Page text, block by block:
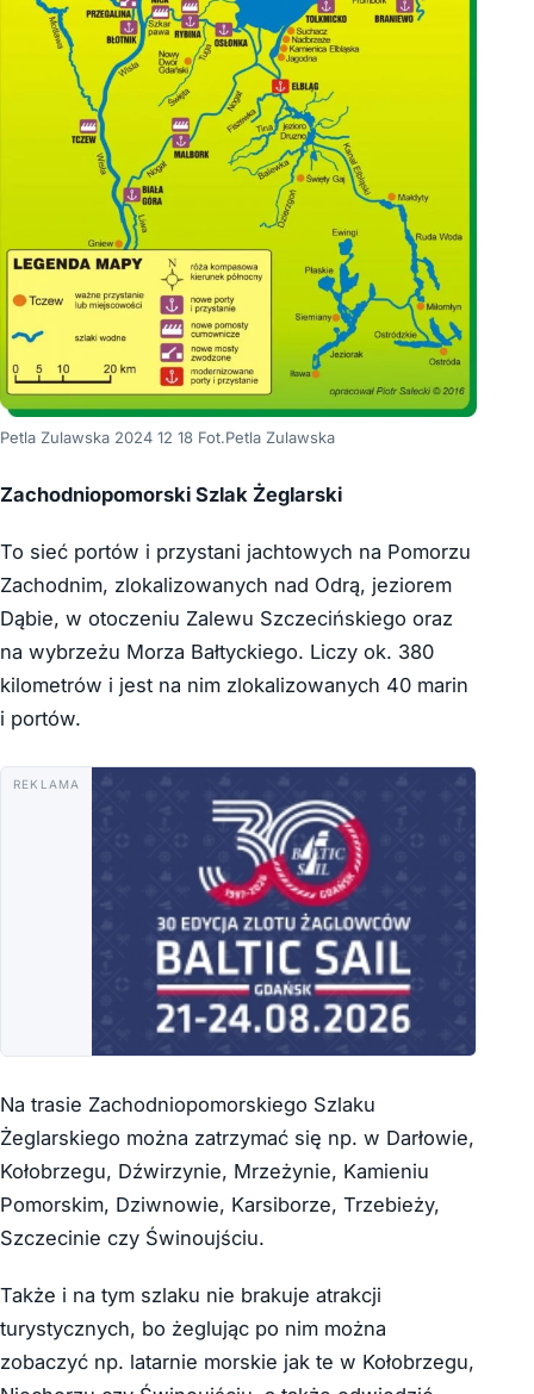
Petla Zulawska 2024 12 18 Fot.Petla Zulawska
Zachodniopomorski Szlak Żeglarski
To sieć portów i przystani jachtowych na Pomorzu
Zachodnim, zlokalizowanych nad Odrą, jeziorem
Dąbie, w otoczeniu Zalewu Szczecińskiego oraz
na wybrzeżu Morza Bałtyckiego. Liczy ok. 380
kilometrów i jest na nim zlokalizowanych 40 marin
i portów.
REKLAMA
Na trasie Zachodniopomorskiego Szlaku
Żeglarskiego można zatrzymać się np. w Darłowie,
Kołobrzegu, Dźwirzynie, Mrzeżynie, Kamieniu
Pomorskim, Dziwnowie, Karsiborze, Trzebieży,
Szczecinie czy Świnoujściu.
Także i na tym szlaku nie brakuje atrakcji
turystycznych, bo żeglując po nim można
zobaczyć np. latarnie morskie jak te w Kołobrzegu,